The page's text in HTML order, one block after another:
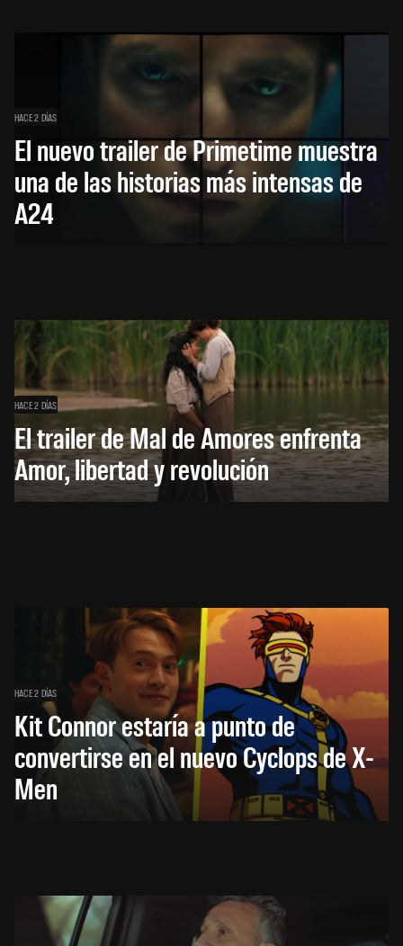
HACE 2 DÍAS
El nuevo trailer de Primetime muestra
una de las historias más intensas de
A24
HACE 2 DÍAS
El trailer de Mal de Amores enfrenta
Amor, libertad y revolución
HACE 2 DÍAS
Kit Connor estaría a punto de
convertirse en el nuevo Cyclops de X-
Men